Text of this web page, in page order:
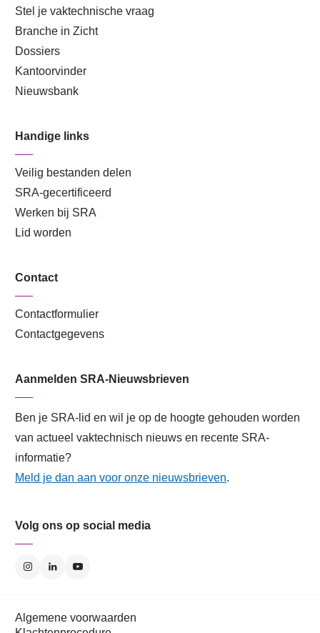
Stel je vaktechnische vraag
Branche in Zicht
Dossiers
Kantoorvinder
Nieuwsbank
Handige links
Veilig bestanden delen
SRA-gecertificeerd
Werken bij SRA
Lid worden
Contact
Contactformulier
Contactgegevens
Aanmelden SRA-Nieuwsbrieven
Ben je SRA-lid en wil je op de hoogte gehouden worden
van actueel vaktechnisch nieuws en recente SRA-
informatie?
Meld je dan aan voor onze nieuwsbrieven.
Volg ons op social media
Algemene voorwaarden